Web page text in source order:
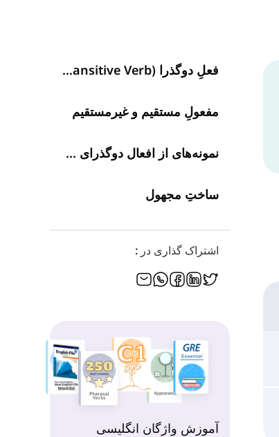
فعلِ دوگذرا (Ditransitive Verb) چیست؟
مفعولِ مستقیم و غیرمستقیم
نمونه‌های از افعال دوگذرای رایج در انگلیسی
ساختِ مجهول
اشتراک گذاری در :
آموزش واژگان انگلیسی